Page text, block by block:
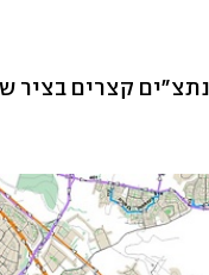
קצרים בציר